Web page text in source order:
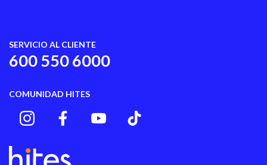
SERVICIO AL CLIENTE
600 550 6000
COMUNIDAD HITES